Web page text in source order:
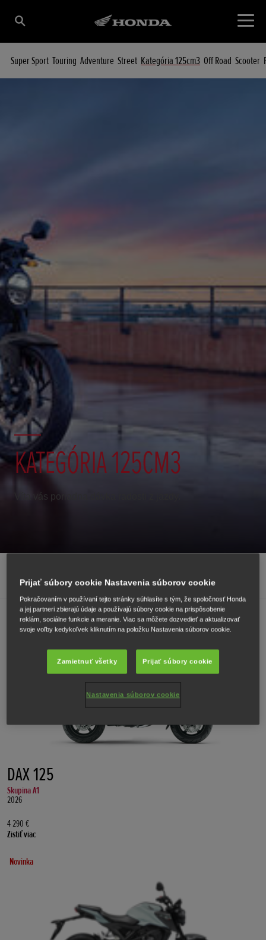
Super Sport Touring Adventure Street Kategória 125cm3 Off Road Scooter
KATEGÓRIA 125CM3
Víta vás poriadna dávka radosti z jazdy.
Novinka
DAX 125
Skupina A1
2026
4 290 €
Zistiť viac
Novinka
Prijať súbory cookie Nastavenia súborov cookie
Pokračovaním v používaní tejto stránky súhlasíte s tým, že spoločnosť Honda
a jej partneri zbierajú údaje a používajú súbory cookie na prispôsobenie
reklám, sociálne funkcie a meranie. Viac sa môžete dozvedieť a aktualizovať
svoje voľby kedykoľvek kliknutím na položku Nastavenia súborov cookie.
Zamietnuť všetky Prijať súbory cookie
Nastavenia súborov cookie